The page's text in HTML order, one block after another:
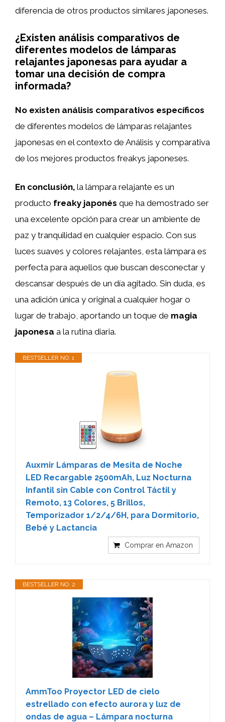
diferencia de otros productos similares japoneses.
¿Existen análisis comparativos de
diferentes modelos de lámparas
relajantes japonesas para ayudar a
tomar una decisión de compra
informada?
No existen análisis comparativos específicos
de diferentes modelos de lámparas relajantes
japonesas en el contexto de Análisis y comparativa
de los mejores productos freakys japoneses.
En conclusión, la lámpara relajante es un
producto freaky japonés que ha demostrado ser
una excelente opción para crear un ambiente de
paz y tranquilidad en cualquier espacio. Con sus
luces suaves y colores relajantes, esta lámpara es
perfecta para aquellos que buscan desconectar y
descansar después de un día agitado. Sin duda, es
una adición única y original a cualquier hogar o
lugar de trabajo, aportando un toque de magia
japonesa a la rutina diaria.
BESTSELLER NO. 1
Auxmir Lámparas de Mesita de Noche
LED Recargable 2500mAh, Luz Nocturna
Infantil sin Cable con Control Táctil y
Remoto, 13 Colores, 5 Brillos,
Temporizador 1/2/4/6H, para Dormitorio,
Bebé y Lactancia
Comprar en Amazon
BESTSELLER NO. 2
AmmToo Proyector LED de cielo
estrellado con efecto aurora y luz de
ondas de agua – Lámpara nocturna